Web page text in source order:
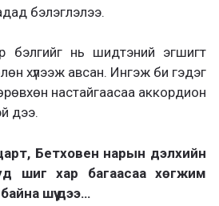
бэлэглэлээ.
бэлгийг нь шидтэний эгшигт
хүлээж авсан. Ингэж би гэдэг
настайгаасаа аккордион
дээ.
Бетховен нарын дэлхийн
шиг хар багаасаа хөгжим
шүү дээ…